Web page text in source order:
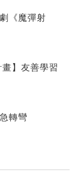
《魔彈射
】友善學習
轉彎